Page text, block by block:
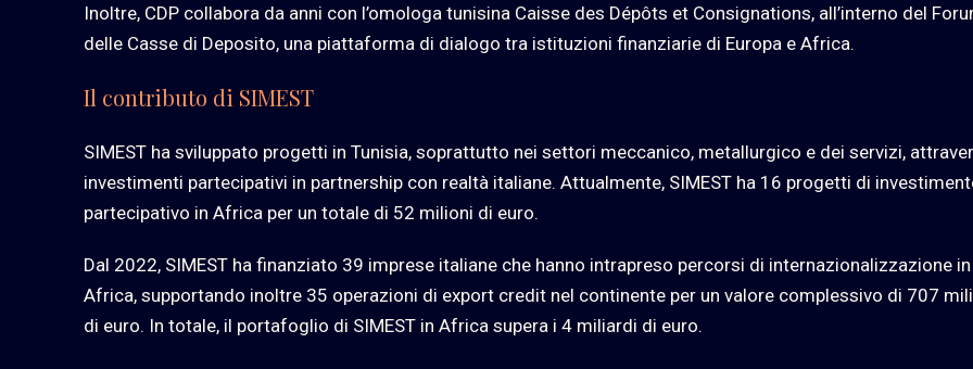
Inoltre, CDP collabora da anni con l’omologa tunisina Caisse des Dépôts et Consignations, all’interno del
delle Casse di Deposito, una piattaforma di dialogo tra istituzioni finanziarie di Europa e Africa.
Il contributo di SIMEST
SIMEST ha sviluppato progetti in Tunisia, soprattutto nei settori meccanico, metallurgico e dei servizi,
investimenti partecipativi in partnership con realtà italiane. Attualmente, SIMEST ha 16 progetti di
partecipativo in Africa per un totale di 52 milioni di euro.
Dal 2022, SIMEST ha finanziato 39 imprese italiane che hanno intrapreso percorsi di internazionalizzazione in
Africa, supportando inoltre 35 operazioni di export credit nel continente per un valore complessivo di 707
di euro. In totale, il portafoglio di SIMEST in Africa supera i 4 miliardi di euro.